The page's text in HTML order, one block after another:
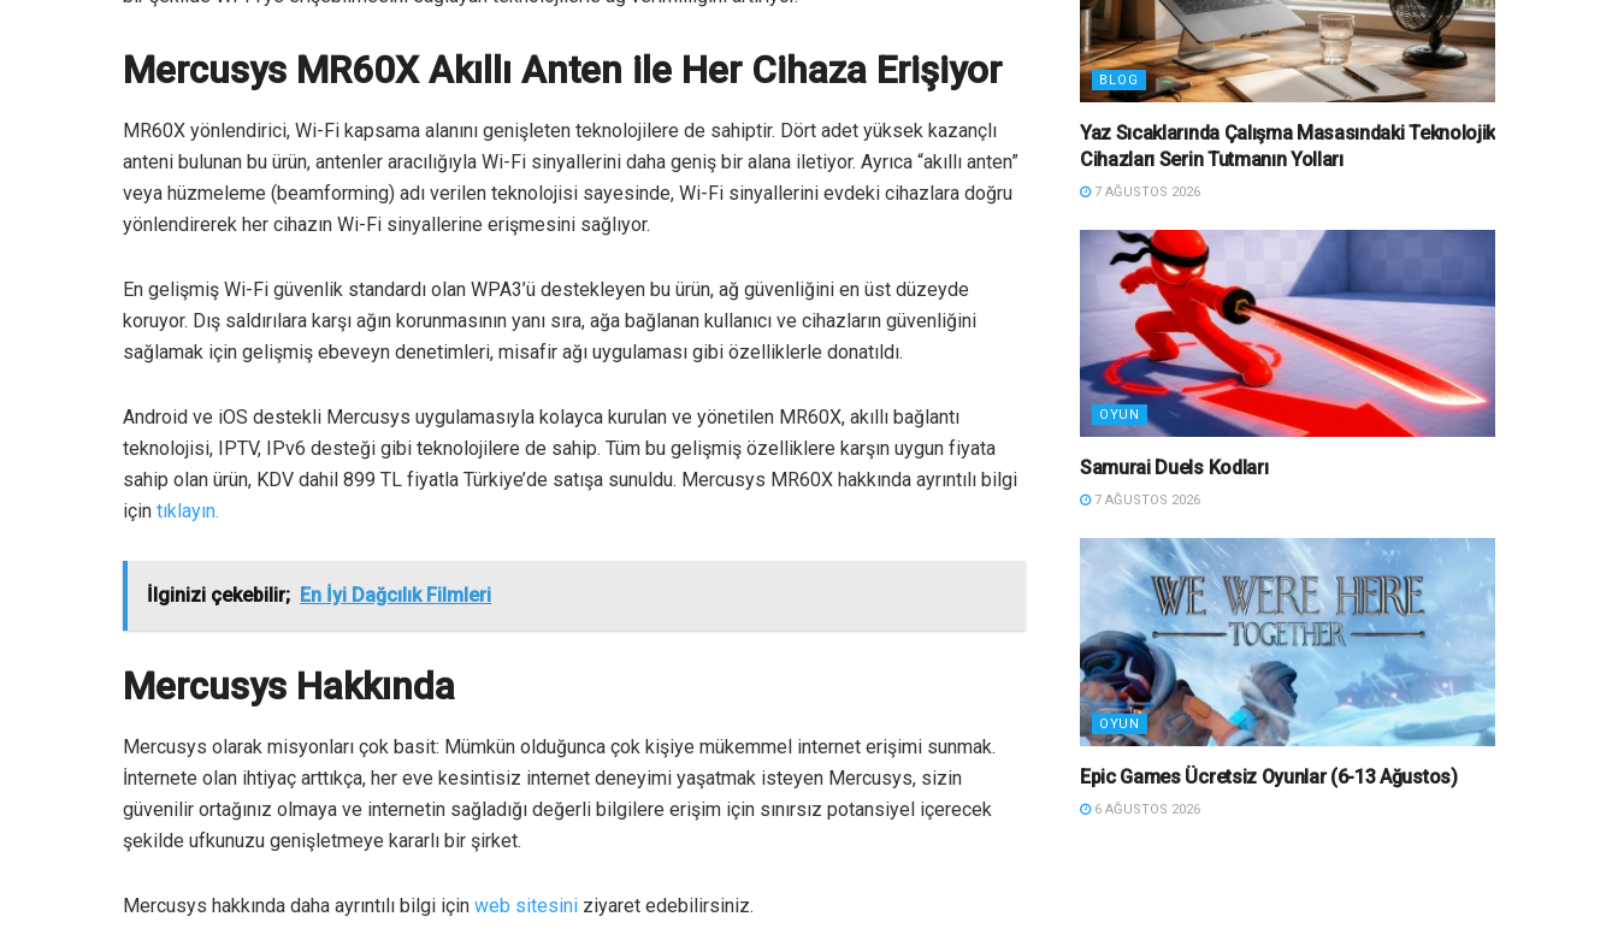
Mercusys MR60X Akıllı Anten ile Her Cihaza Erişiyor
MR60X yönlendirici, Wi-Fi kapsama alanını genişleten teknolojilere de sahiptir. Dört adet yüksek kazançlı
anteni bulunan bu ürün, antenler aracılığıyla Wi-Fi sinyallerini daha geniş bir alana iletiyor. Ayrıca “akıllı anten”
veya hüzmeleme (beamforming) adı verilen teknolojisi sayesinde, Wi-Fi sinyallerini evdeki cihazlara doğru
yönlendirerek her cihazın Wi-Fi sinyallerine erişmesini sağlıyor.
En gelişmiş Wi-Fi güvenlik standardı olan WPA3’ü destekleyen bu ürün, ağ güvenliğini en üst düzeyde
koruyor. Dış saldırılara karşı ağın korunmasının yanı sıra, ağa bağlanan kullanıcı ve cihazların güvenliğini
sağlamak için gelişmiş ebeveyn denetimleri, misafir ağı uygulaması gibi özelliklerle donatıldı.
Android ve iOS destekli Mercusys uygulamasıyla kolayca kurulan ve yönetilen MR60X, akıllı bağlantı
teknolojisi, IPTV, IPv6 desteği gibi teknolojilere de sahip. Tüm bu gelişmiş özelliklere karşın uygun fiyata
sahip olan ürün, KDV dahil 899 TL fiyatla Türkiye’de satışa sunuldu. Mercusys MR60X hakkında ayrıntılı bilgi
için tıklayın.
İlginizi çekebilir; En İyi Dağcılık Filmleri
Mercusys Hakkında
Mercusys olarak misyonları çok basit: Mümkün olduğunca çok kişiye mükemmel internet erişimi sunmak.
İnternete olan ihtiyaç arttıkça, her eve kesintisiz internet deneyimi yaşatmak isteyen Mercusys, sizin
güvenilir ortağınız olmaya ve internetin sağladığı değerli bilgilere erişim için sınırsız potansiyel içerecek
şekilde ufkunuzu genişletmeye kararlı bir şirket.
Mercusys hakkında daha ayrıntılı bilgi için web sitesini ziyaret edebilirsiniz.
BLOG
Yaz Sıcaklarında Çalışma Masasındaki Teknolojik
Cihazları Serin Tutmanın Yolları
7 AĞUSTOS 2026
OYUN
Samurai Duels Kodları
7 AĞUSTOS 2026
OYUN
Epic Games Ücretsiz Oyunlar (6-13 Ağustos)
6 AĞUSTOS 2026